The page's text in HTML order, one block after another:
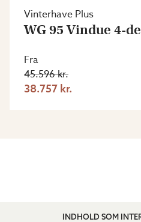
Vinterhave Plus
WG 95 Vindue 4-
Fra
45.596 kr.
38.757 kr.
INDHOLD SOM